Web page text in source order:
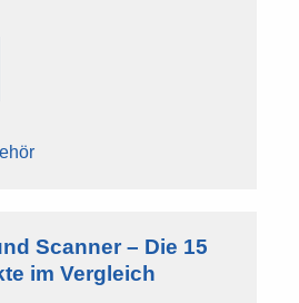
Scanner – Die 15
im Vergleich